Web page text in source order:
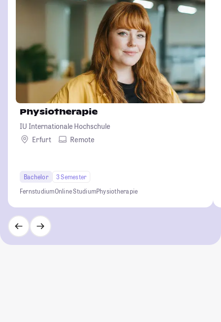
Physiotherapie
IU Internationale Hochschule
Erfurt
Remote
Bachelor
3 Semester
FernstudiumOnline StudiumPhysiotherapie